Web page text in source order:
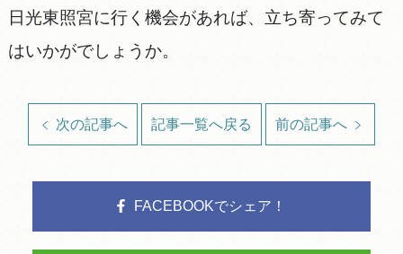
日光東照宮に行く機会があれば、立ち寄ってみて
はいかがでしょうか。
次の記事へ 記事一覧へ戻る 前の記事へ
FACEBOOKでシェア！